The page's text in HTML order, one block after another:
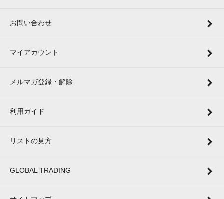
お問い合わせ
マイアカウント
メルマガ登録・解除
利用ガイド
リストの見方
GLOBAL TRADING